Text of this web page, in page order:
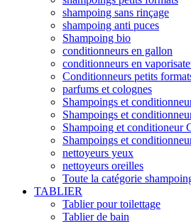
shampoing sans rinçage
shampoing anti puces
Shampoing bio
conditionneurs en gallon
conditionneurs en
Conditionneurs petits
parfums et colognes
Shampoings et
Shampoings et
Shampoing et conditioneur
Shampoings et
nettoyeurs yeux
nettoyeurs oreilles
Toute la catégorie
TABLIER
Tablier pour toilettage
Tablier de bain